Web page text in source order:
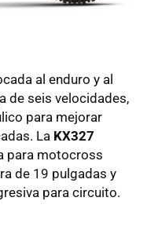
al enduro y al
de seis velocidades,
para mejorar
La KX327
para motocross
de 19 pulgadas y
para circuito.